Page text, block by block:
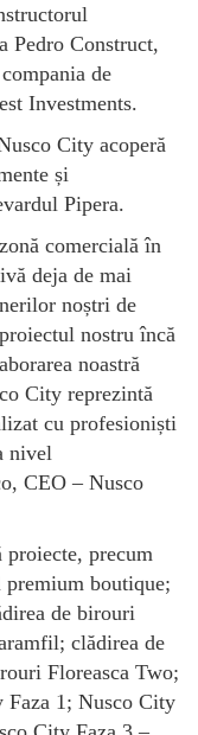
Pedro Construct,
de
Investments.
City acoperă
și
Pipera.
comercială în
deja de mai
noștri de
nostru încă
noastră
City reprezintă
cu profesioniști
nivel
CEO – Nusco
precum
boutique;
de birouri
clădirea de
Floreasca Two;
Faza 1; Nusco City